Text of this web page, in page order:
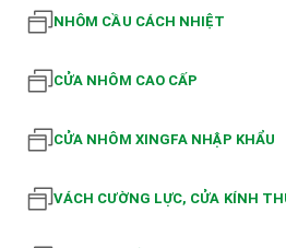
NHÔM CẦU CÁCH NHIỆT
CỬA NHÔM CAO CẤP
CỬA NHÔM XINGFA NHẬP KHẨU
VÁCH CƯỜNG LỰC, CỬA KÍNH